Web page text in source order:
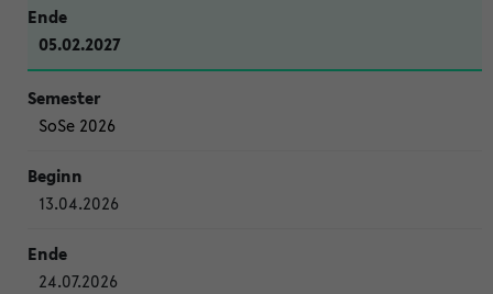
05.02.2027
SoSe 2026
13.04.2026
24.07.2026